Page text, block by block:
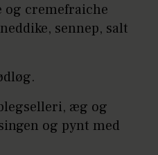
og cremefraiche
sennep, salt
æg og
og pynt med